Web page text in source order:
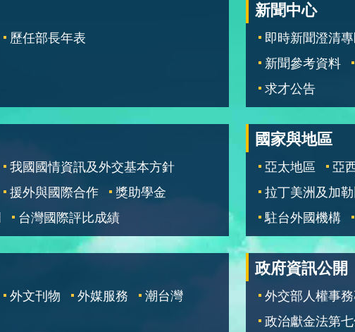
歷任部長年表
新聞中心
即時新聞澄清
新聞參考資料
求才公告
我國國情資訊及外交基本方針
援外與國際合作
獎助學金
台灣國際評比成績
國家與地區
亞太地區 亞
拉丁美洲及加
駐台外國機構
外文刊物 外媒服務 潮台灣
政府資訊公開
外交部人權事
政治獻金法第